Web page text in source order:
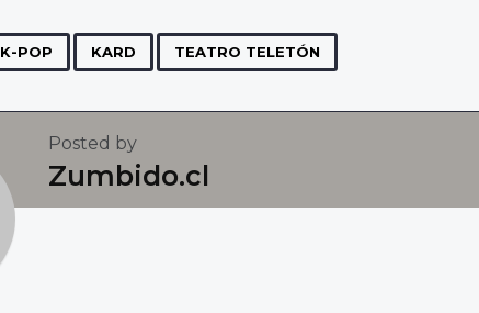
K-POP KARD TEATRO TELETÓN
Posted by
Zumbido.cl